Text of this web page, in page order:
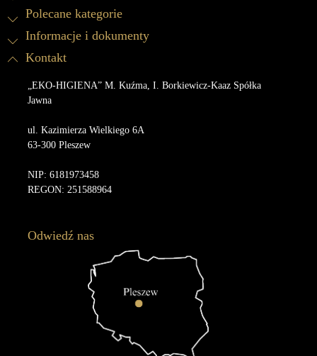
Polecane kategorie
Informacje i dokumenty
Kontakt
„EKO-HIGIENA” M. Kuźma, I. Borkiewicz-Kaaz Spółka
Jawna
ul. Kazimierza Wielkiego 6A
63-300 Pleszew
NIP: 6181973458
REGON: 251588964
Odwiedź nas